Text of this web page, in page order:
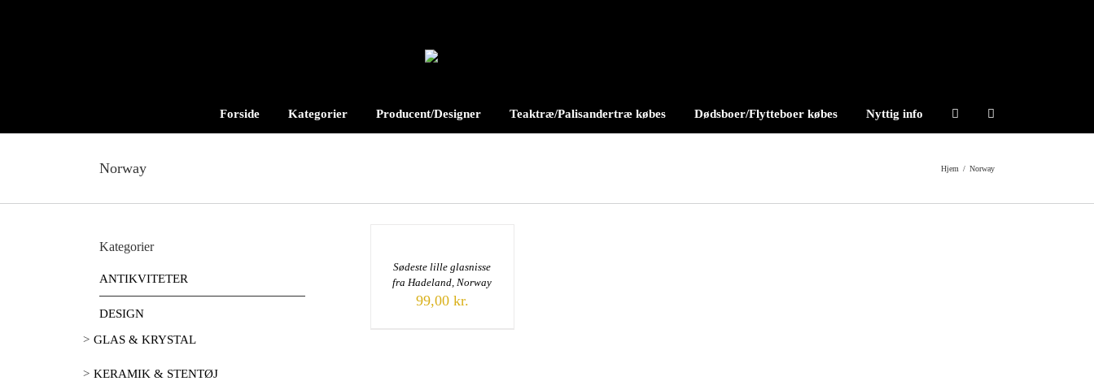
Forside Kategorier Producent/Designer Teaktræ/Palisandertræ købes Dødsboer/Flytteboer købes Nyttig info
Norway Hjem / Norway
Sødeste lille glasnisse
fra Hadeland, Norway
99,00 kr.
Kategorier
ANTIKVITETER
DESIGN
GLAS & KRYSTAL
KERAMIK & STENTØJ